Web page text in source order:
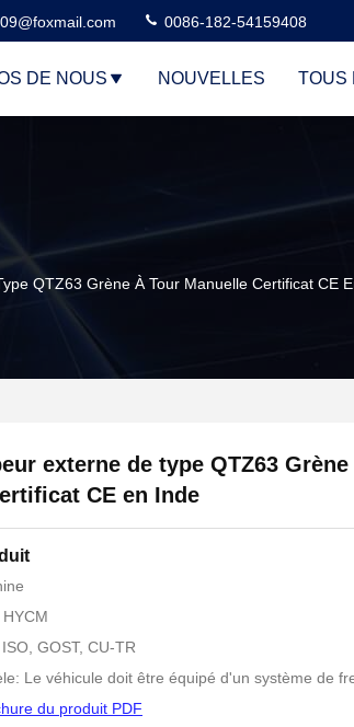
0086-182-54159408
DE NOUS NOUVELLES TOUS
QTZ63 Grène À Tour Manuelle Certificat CE
externe de type QTZ63
CE en Inde
GOST, CU-TR
Le véhicule doit être équipé d'un système de
du produit PDF